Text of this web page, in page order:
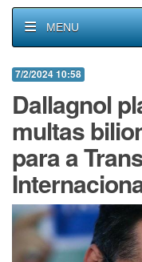
MENU
7/2/2024 10:58
Dallagnol
multas
para a